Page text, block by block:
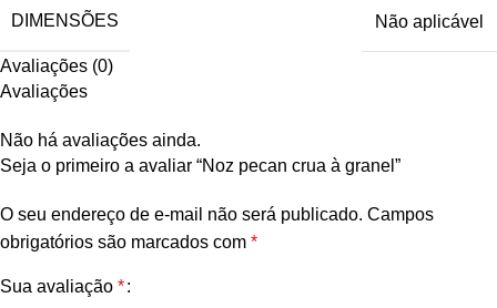
DIMENSÕES Não aplicável
Avaliações (0)
Avaliações
Não há avaliações ainda.
Seja o primeiro a avaliar “Noz pecan crua à granel”
O seu endereço de e-mail não será publicado. Campos
obrigatórios são marcados com *
Sua avaliação *